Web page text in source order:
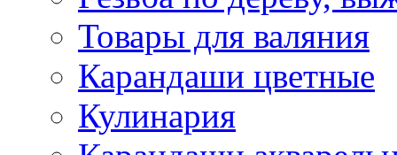
Товары для валяния
Карандаши цветные
Кулинария